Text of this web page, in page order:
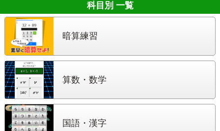
科目別 一覧
暗算練習
算数・数学
国語・漢字